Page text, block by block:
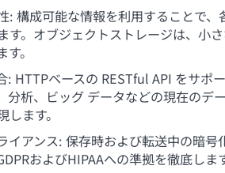
: 構成可能な情報を利用することで
す。オブジェクトストレージは、小
。
: HTTPベースの RESTful API をサポ
分析、ビッグ データなどの現在のデ
ます。
イアンス: 保存時および転送中の暗号
およびHIPAAへの準拠を徹底しま